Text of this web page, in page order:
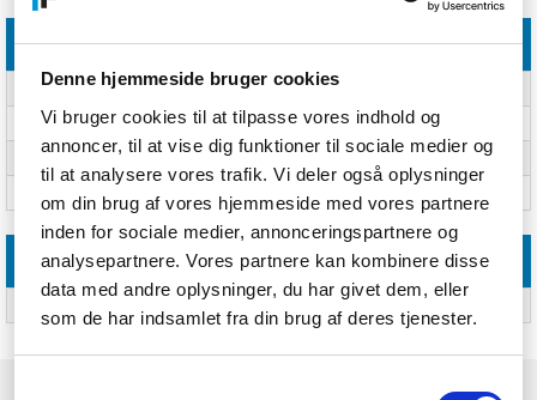
Denne hjemmeside bruger cookies
Vi bruger cookies til at tilpasse vores indhold og
annoncer, til at vise dig funktioner til sociale medier og
til at analysere vores trafik. Vi deler også oplysninger
om din brug af vores hjemmeside med vores partnere
inden for sociale medier, annonceringspartnere og
analysepartnere. Vores partnere kan kombinere disse
data med andre oplysninger, du har givet dem, eller
som de har indsamlet fra din brug af deres tjenester.
Vægt & størrelser
Bredde 310 mm
Dybde 290 mm
125 mm
Emballage indhold